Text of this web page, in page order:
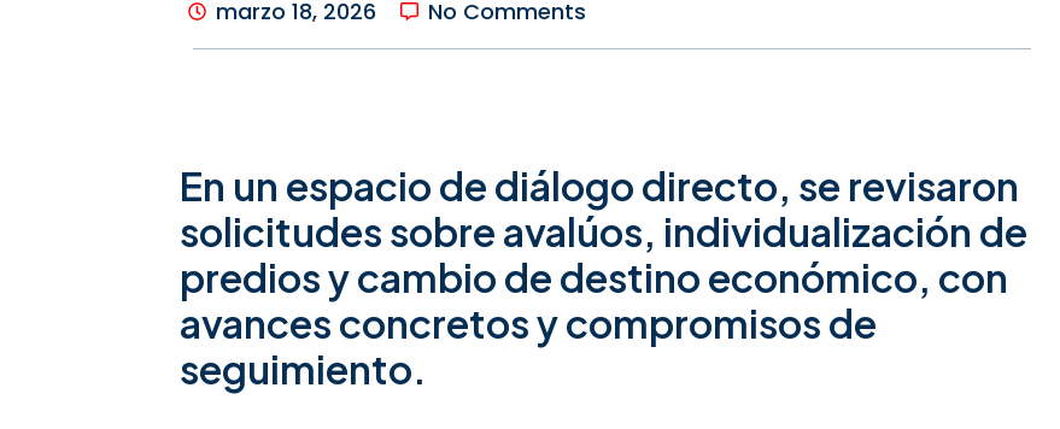
marzo 18, 2026 No Comments
En un espacio de diálogo directo, se revisaron
solicitudes sobre avalúos, individualización de
predios y cambio de destino económico, con
avances concretos y compromisos de
seguimiento.